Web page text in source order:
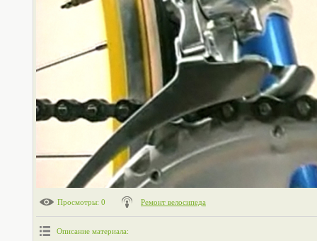
Просмотры: 0 Ремонт велосипеда
Описание материала: